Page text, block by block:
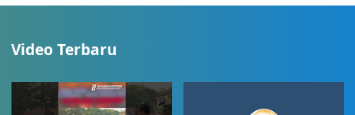
Video Terbaru